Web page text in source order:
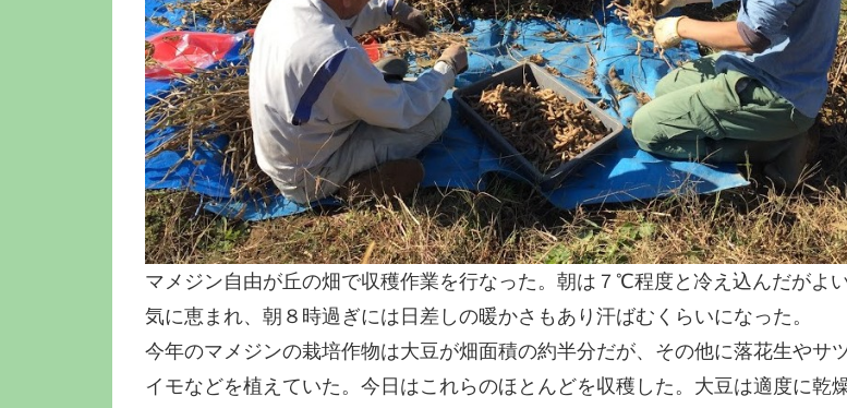
マメジン自由が丘の畑で収穫作業を行なった。朝は７℃程度と冷え込んだがよ
気に恵まれ、朝８時過ぎには日差しの暖かさもあり汗ばむくらいになった。
今年のマメジンの栽培作物は大豆が畑面積の約半分だが、その他に落花生やサ
イモなどを植えていた。今日はこれらのほとんどを収穫した。大豆は適度に乾